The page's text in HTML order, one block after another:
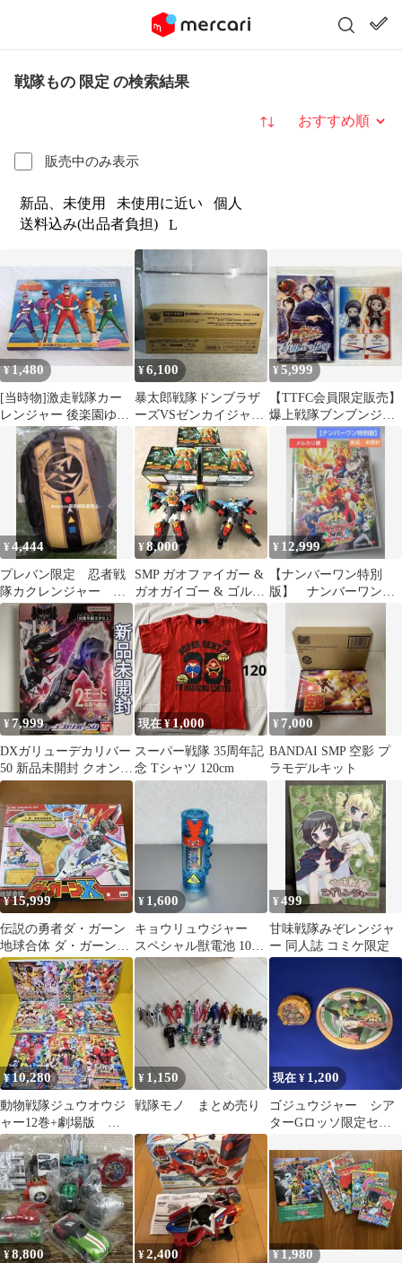
戦隊もの 限定 の検索結果
販売中のみ表示
並び替え
新品、未使用 未使用に近い
個人
送料込み(出品者負担)
L
¥1,480
[当時物]激走戦隊カー
レンジャー 後楽園ゆう
えんち 特製下敷き
¥6,100
暴太郎戦隊ドンブラザ
ーズVSゼンカイジャー
スペシャル版（初回生
産限定）
¥5,999
【TTFC会員限定販売】
爆上戦隊ブンブンジャ
ー アクスタ付きコミッ
¥4,444
プレバン限定 忍者戦
隊カクレンジャー ド
ロンチェンジャー風 カ
ラビナ付きポーチ
¥8,000
SMP ガオファイガー &
ガオガイゴー & ゴルデ
ィーマーグセット
¥ 12,999
【ナンバーワン特別
版】 ナンバーワン戦
ンブンジャー DVD
¥7,999
DXガリューデカリバー
50 新品未開封 クオン
ナンバーワン戦隊ゴジ
ュウジャー
現在 ¥1,000
スーパー戦隊 35周年記
念 Tシャツ 120cm
¥ 7,000
BANDAI SMP 空影 プ
ラモデルキット
¥15,999
伝説の勇者ダ・ガーン
地球合体 ダ・ガーンX
タカラ ダガーンx
¥ 1,600
キョウリュウジャー
スペシャル獣電池 100
YEARS AFTER 限定
¥499
甘味戦隊みぞレンジャ
ー 同人誌 コミケ限定
¥10,280
動物戦隊ジュウオウジ
ャー12巻+劇場版
DVD 全15巻セット
¥ 1,150
戦隊モノ まとめ売り
現在 ¥ 1,200
ゴジュウジャー シア
ターGロッソ限定セン
ー
¥8,800 ¥2,400 ¥1,980